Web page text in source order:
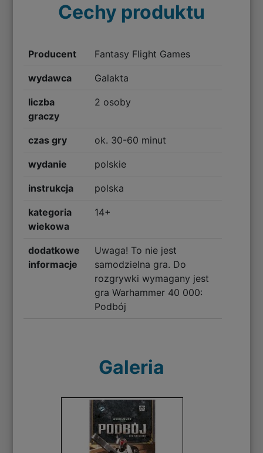
Cechy produktu
Producent Fantasy Flight Games
wydawca Galakta
liczba
graczy
2 osoby
czas gry ok. 30-60 minut
wydanie polskie
instrukcja polska
kategoria
wiekowa
14+
dodatkowe
informacje
Uwaga! To nie jest
samodzielna gra. Do
rozgrywki wymagany jest
gra Warhammer 40 000:
Podbój
Galeria